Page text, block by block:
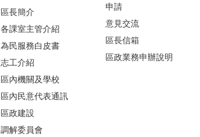
區長簡介
各課室主管介紹
為民服務白皮書
志工介紹
區內機關及學校
區內民意代表通訊
區政建設
調解委員會
申請
意見交流
區長信箱
區政業務申辦說明